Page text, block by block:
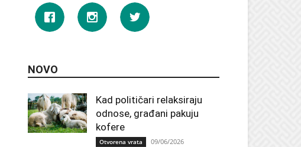
NOVO
Kad političari relaksiraju
odnose, građani pakuju
kofere
Otvorena vrata 09/06/2026